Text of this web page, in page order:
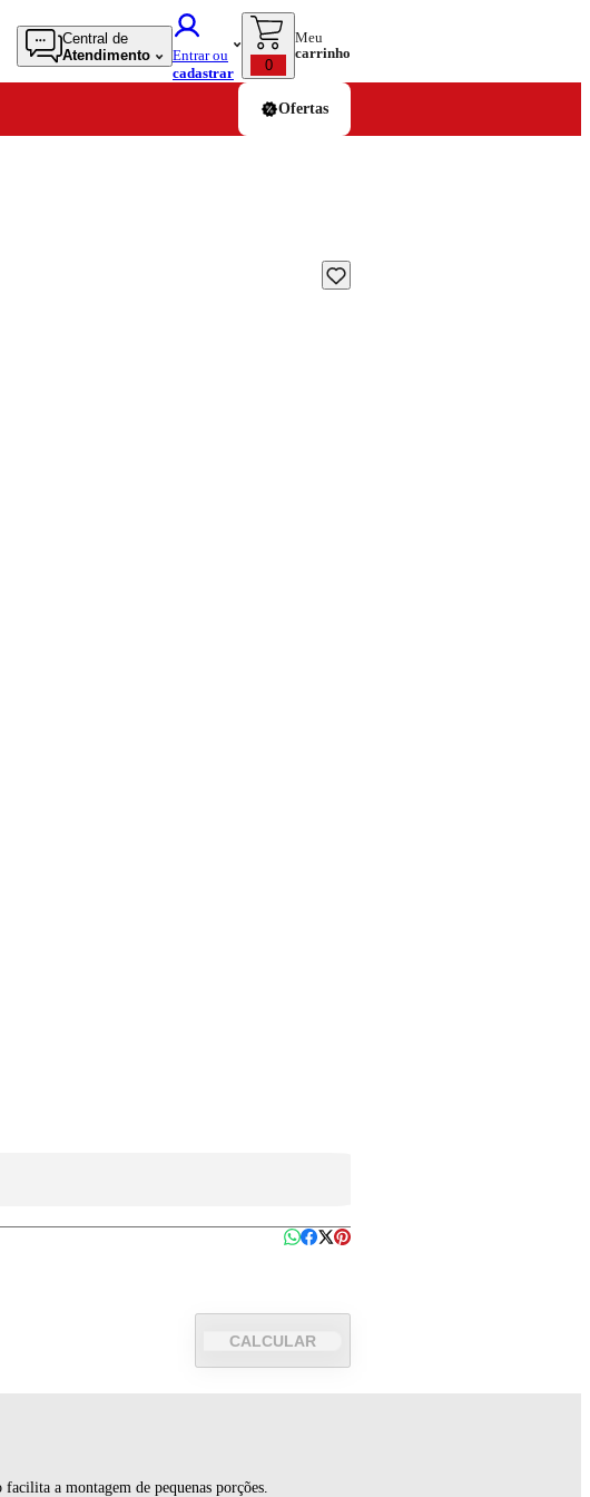
Central de
Atendimento
Entrar ou
cadastrar
0
Meu
carrinho
Ofertas
CALCULAR
a montagem de pequenas porções.